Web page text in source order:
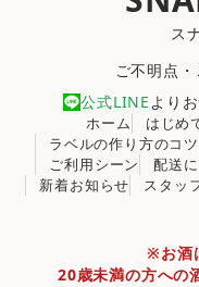
ス
ご不明点
公式LINEより
ホーム はじめ
ラベルの作り方のコツ
ご利用シーン
配送
新着お知らせ
スタッ
※お酒
20歳未満の方への